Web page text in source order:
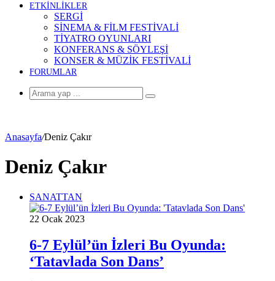
ETKİNLİKLER
SERGİ
SİNEMA & FİLM FESTİVALİ
TİYATRO OYUNLARI
KONFERANS & SÖYLEŞİ
KONSER & MÜZİK FESTİVALİ
FORUMLAR
Arama
Anasayfa/Deniz Çakır
Deniz Çakır
SANATTAN
22 Ocak 2023
6-7 Eylül’ün İzleri Bu Oyunda:
‘Tatavlada Son Dans’